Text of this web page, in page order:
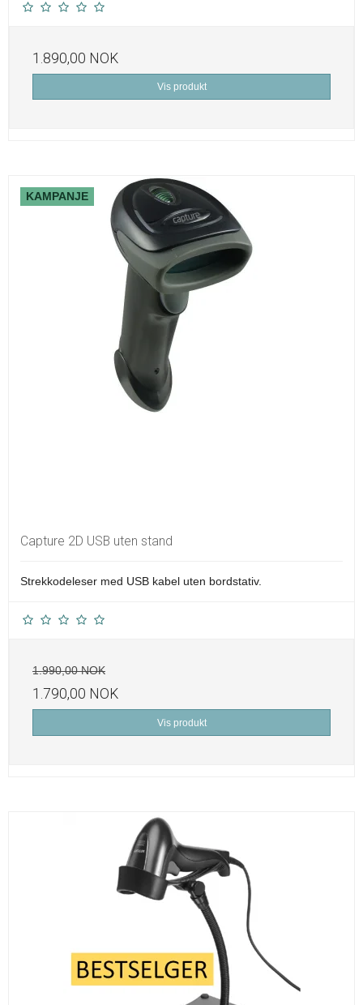
1.890,00 NOK
Vis produkt
KAMPANJE
Capture 2D USB uten stand
Strekkodeleser med USB kabel uten bordstativ.
1.990,00 NOK
1.790,00 NOK
Vis produkt